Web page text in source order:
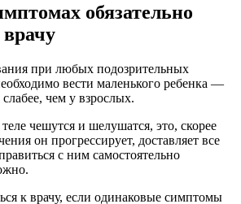
обязательно
врачу
при любых подозрительных
вести маленького ребенка —
чем у взрослых.
чешутся и шелушатся, это, скорее
он прогрессирует, доставляет все
с ним самостоятельно
к врачу, если одинаковые симптомы